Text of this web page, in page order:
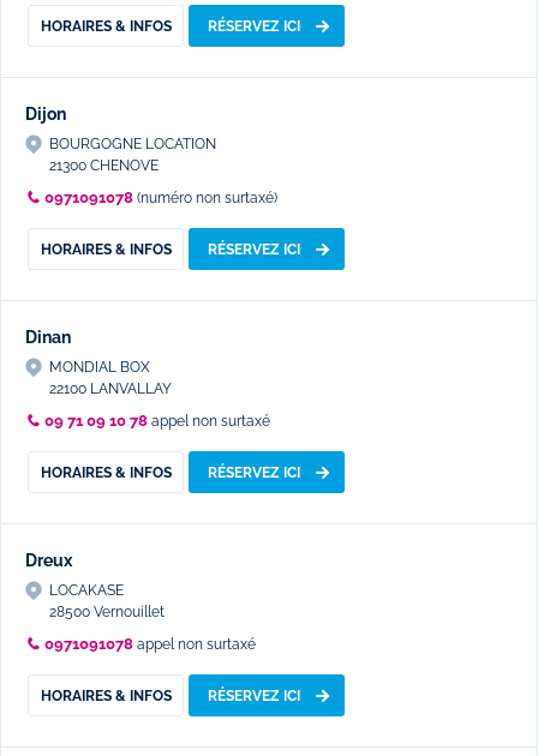
HORAIRES & INFOS RÉSERVEZ ICI
Dijon
BOURGOGNE LOCATION
21300 CHENOVE
0971091078 (numéro non surtaxé)
HORAIRES & INFOS RÉSERVEZ ICI
Dinan
MONDIAL BOX
22100 LANVALLAY
09 71 09 10 78 appel non surtaxé
HORAIRES & INFOS RÉSERVEZ ICI
Dreux
LOCAKASE
28500 Vernouillet
0971091078 appel non surtaxé
HORAIRES & INFOS RÉSERVEZ ICI